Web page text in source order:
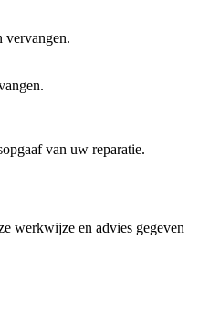
vervangen.
van uw reparatie.
werkwijze en advies gegeven